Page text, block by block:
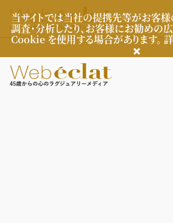
当サイトでは当社の提携先等がお客
調査・分析したり、お客様にお勧めの
Cookie を使用する場合があります。